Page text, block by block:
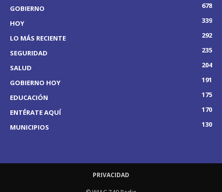
GOBIERNO
678
HOY
339
LO MÁS RECIENTE
292
SEGURIDAD
235
SALUD
204
GOBIERNO HOY
191
EDUCACIÓN
175
ENTÉRATE AQUÍ
170
MUNICIPIOS
130
PRIVACIDAD